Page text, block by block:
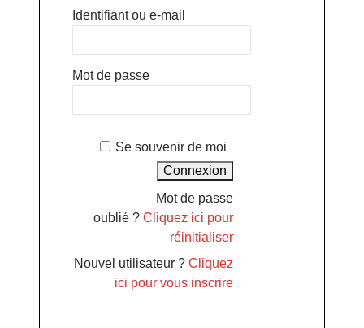
Identifiant ou e-mail
Mot de passe
Se souvenir de moi
Mot de passe
oublié ?Cliquez ici pour
réinitialiser
Nouvel utilisateur ?Cliquez
ici pour vous inscrire